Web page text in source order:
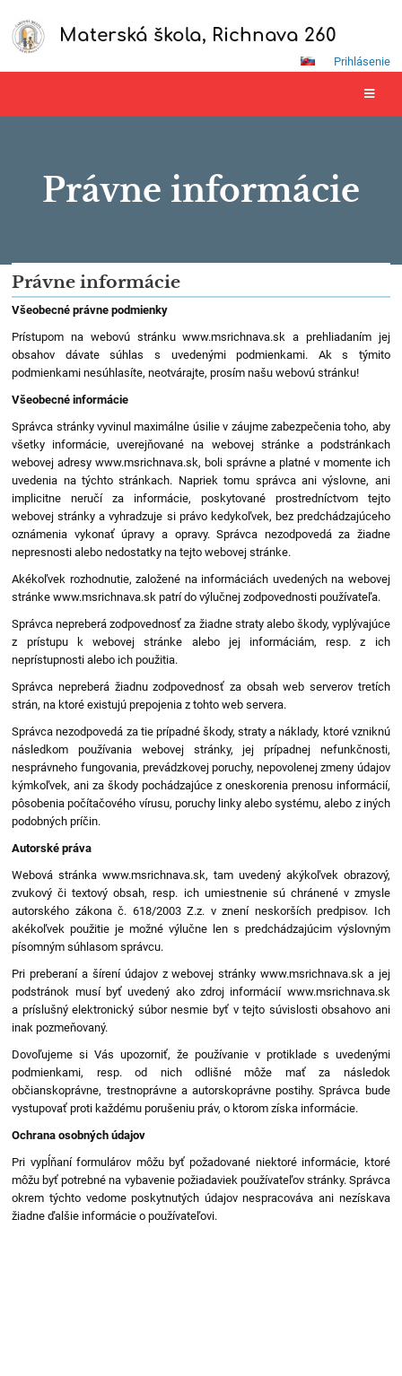
Materská škola, Richnava 260
Prihlásenie
Právne informácie
Právne
informácie
Právne informácie
Všeobecné právne podmienky
Prístupom na webovú stránku www.msrichnava.sk a prehliadaním jej
obsahov dávate súhlas s uvedenými podmienkami. Ak s týmito
podmienkami nesúhlasíte, neotvárajte, prosím našu webovú stránku!
Všeobecné informácie
Správca stránky vyvinul maximálne úsilie v záujme zabezpečenia toho, aby
všetky informácie, uverejňované na webovej stránke a podstránkach
webovej adresy www.msrichnava.sk, boli správne a platné v momente ich
uvedenia na týchto stránkach. Napriek tomu správca ani výslovne, ani
implicitne neručí za informácie, poskytované prostredníctvom tejto
webovej stránky a vyhradzuje si právo kedykoľvek, bez predchádzajúceho
oznámenia vykonať úpravy a opravy. Správca nezodpovedá za žiadne
nepresnosti alebo nedostatky na tejto webovej stránke.
Akékoľvek rozhodnutie, založené na informáciách uvedených na webovej
stránke www.msrichnava.sk patrí do výlučnej zodpovednosti používateľa.
Správca nepreberá zodpovednosť za žiadne straty alebo škody, vyplývajúce
z prístupu k webovej stránke alebo jej informáciám, resp. z ich
neprístupnosti alebo ich použitia.
Správca nepreberá žiadnu zodpovednosť za obsah web serverov tretích
strán, na ktoré existujú prepojenia z tohto web servera.
Správca nezodpovedá za tie prípadné škody, straty a náklady, ktoré vzniknú
následkom používania webovej stránky, jej prípadnej nefunkčnosti,
nesprávneho fungovania, prevádzkovej poruchy, nepovolenej zmeny údajov
kýmkoľvek, ani za škody pochádzajúce z oneskorenia prenosu informácií,
pôsobenia počítačového vírusu, poruchy linky alebo systému, alebo z iných
podobných príčin.
Autorské práva
Webová stránka www.msrichnava.sk, tam uvedený akýkoľvek obrazový,
zvukový či textový obsah, resp. ich umiestnenie sú chránené v zmysle
autorského zákona č. 618/2003 Z.z. v znení neskorších predpisov. Ich
akékoľvek použitie je možné výlučne len s predchádzajúcim výslovným
písomným súhlasom správcu.
Pri preberaní a šírení údajov z webovej stránky www.msrichnava.sk a jej
podstránok musí byť uvedený ako zdroj informácií www.msrichnava.sk
a príslušný elektronický súbor nesmie byť v tejto súvislosti obsahovo ani
inak pozmeňovaný.
Dovoľujeme si Vás upozorniť, že používanie v protiklade s uvedenými
podmienkami, resp. od nich odlišné môže mať za následok
občianskoprávne, trestnoprávne a autorskoprávne postihy. Správca bude
vystupovať proti každému porušeniu práv, o ktorom získa informácie.
Ochrana osobných údajov
Pri vypĺňaní formulárov môžu byť požadované niektoré informácie, ktoré
môžu byť potrebné na vybavenie požiadaviek používateľov stránky. Správca
okrem týchto vedome poskytnutých údajov nespracováva ani nezískava
žiadne ďalšie informácie o používateľovi.